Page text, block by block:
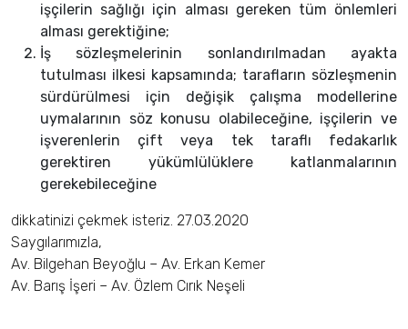
işçilerin sağlığı için alması gereken tüm önlemleri
alması gerektiğine;
İş sözleşmelerinin sonlandırılmadan ayakta
tutulması ilkesi kapsamında; tarafların sözleşmenin
sürdürülmesi için değişik çalışma modellerine
uymalarının söz konusu olabileceğine, işçilerin ve
işverenlerin çift veya tek taraflı fedakarlık
gerektiren yükümlülüklere katlanmalarının
gerekebileceğine
dikkatinizi çekmek isteriz. 27.03.2020
Saygılarımızla,
Av. Bilgehan Beyoğlu – Av. Erkan Kemer
Av. Barış İşeri – Av. Özlem Cırık Neşeli